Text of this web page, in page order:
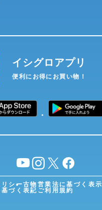
イシグロアプリ
便利にお得にお買い物！
YouTubeinstagram
X facebook
シー古物営業法に基づく表示
づく表記 ご利用規約